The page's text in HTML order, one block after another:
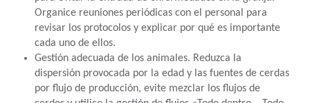
Organice reuniones periódicas con el personal para
revisar los protocolos y explicar por qué es importante
cada uno de ellos.
Gestión adecuada de los animales. Reduzca la
dispersión provocada por la edad y las fuentes de cerdas
por flujo de producción, evite mezclar los flujos de